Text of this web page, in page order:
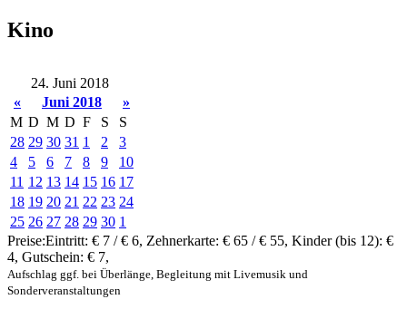
Kino
24. Juni 2018
«
Juni 2018
»
M D M D F S
S
28 29 30 31 1 2
3
4
5 6 7 8 9
10
11 12 13 14 15 16 17
18 19 20 21 22 23 24
25 26 27 28 29 30 1
Preise:Eintritt: € 7 / € 6, Zehnerkarte: € 65 / € 55, Kinder (bis 12): €
4, Gutschein: € 7,
Aufschlag ggf. bei Überlänge, Begleitung mit Livemusik und
Sonderveranstaltungen